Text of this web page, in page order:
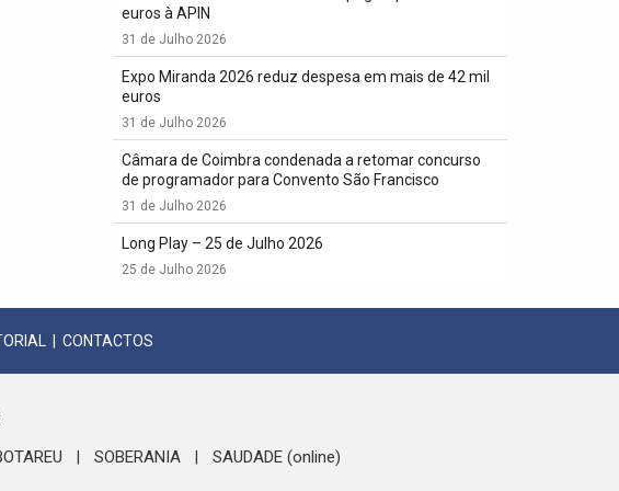
euros à APIN
31 de Julho 2026
Expo Miranda 2026 reduz despesa em mais de 42 mil
euros
31 de Julho 2026
Câmara de Coimbra condenada a retomar concurso
de programador para Convento São Francisco
31 de Julho 2026
Long Play – 25 de Julho 2026
25 de Julho 2026
CONTACTOS
SOBERANIA SAUDADE (online)